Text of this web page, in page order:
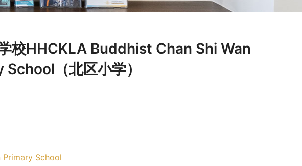
校HHCKLA Buddhist Chan Shi Wan
School（北区小学）
Primary School